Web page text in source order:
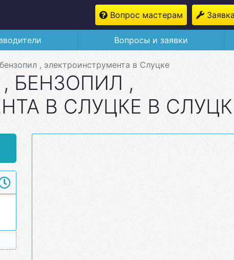
Вопрос мастерам
Вопросы и заявки
, электроинструмента в Слуцке
БЕНЗОПИЛ ,
В СЛУЦКЕ В